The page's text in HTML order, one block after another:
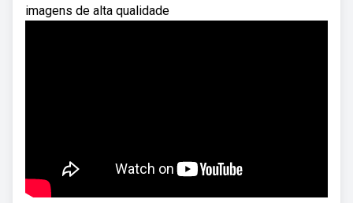
imagens de alta qualidade